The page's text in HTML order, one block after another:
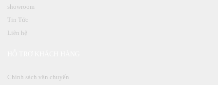
showroom
Tin Tức
Liên hệ
Chính sách vận chuyển